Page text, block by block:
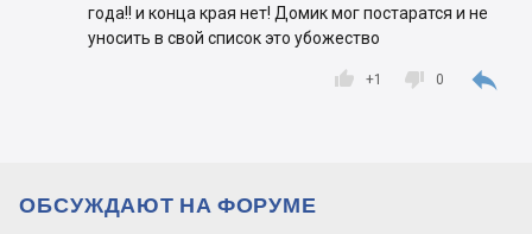
года!! и конца края нет! Домик мог постаратся и не
уносить в свой список это убожество

 0
 +1
ОБСУЖДАЮТ НА ФОРУМЕ